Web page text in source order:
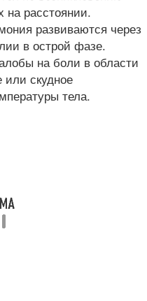
расстоянии.
развиваются через
в острой фазе.
на боли в области
или скудное
тела.